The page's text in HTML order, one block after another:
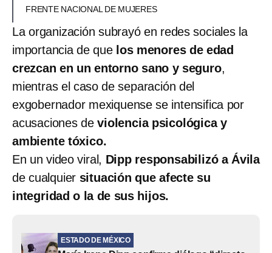
FRENTE NACIONAL DE MUJERES
La organización subrayó en redes sociales la
importancia de que los menores de edad
crezcan en un entorno sano y seguro,
mientras el caso de separación del
exgobernador mexiquense se intensifica por
acusaciones deviolencia psicológica y
ambiente tóxico.
En un video viral, Dipp responsabilizó a Ávila
de cualquier situación que afecte su
integridad o la de sus hijos.
ESTADO DE MÉXICO